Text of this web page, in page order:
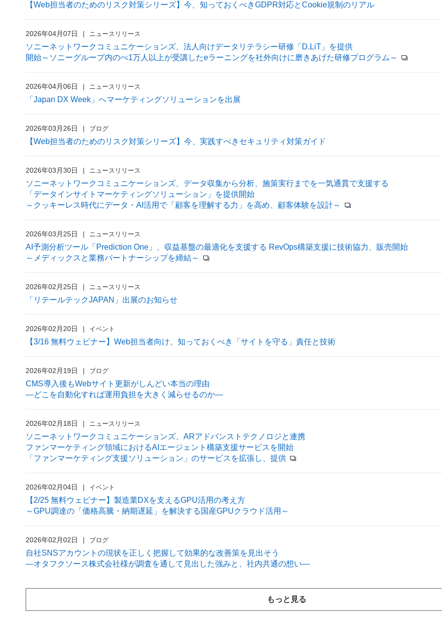
【Web担当者のためのリスク対策シリーズ】今、知っておくべきGDPR対応とCookie規制のリアル
2026年04月07日 ニュースリリース
ソニーネットワークコミュニケーションズ、法人向けデータリテラシー研修「D.LiT」を提供
開始～ソニーグループ内のべ1万人以上が受講したeラーニングを社外向けに磨きあげた研修プログラム～
2026年04月06日 ニュースリリース
「Japan DX Week」へマーケティングソリューションを出展
2026年03月26日 ブログ
【Web担当者のためのリスク対策シリーズ】今、実践すべきセキュリティ対策ガイド
2026年03月30日 ニュースリリース
ソニーネットワークコミュニケーションズ、データ収集から分析、施策実行までを一気通貫で支援する
「データインサイトマーケティングソリューション」を提供開始
～クッキーレス時代にデータ・AI活用で「顧客を理解する力」を高め、顧客体験を設計～
2026年03月25日 ニュースリリース
AI予測分析ツール「Prediction One」、収益基盤の最適化を支援する RevOps構築支援に技術協力、販売開始
～メディックスと業務パートナーシップを締結～
2026年02月25日 ニュースリリース
「リテールテックJAPAN」出展のお知らせ
2026年02月20日 イベント
【3/16 無料ウェビナー】Web担当者向け、知っておくべき「サイトを守る」責任と技術
2026年02月19日 ブログ
CMS導入後もWebサイト更新がしんどい本当の理由
―どこを自動化すれば運用負担を大きく減らせるのか―
2026年02月18日 ニュースリリース
ソニーネットワークコミュニケーションズ、ARアドバンストテクノロジと連携
ファンマーケティング領域におけるAIエージェント構築支援サービスを開始
「ファンマーケティング支援ソリューション」のサービスを拡張し、提供
2026年02月04日 イベント
【2/25 無料ウェビナー】製造業DXを支えるGPU活用の考え方
～GPU調達の「価格高騰・納期遅延」を解決する国産GPUクラウド活用～
2026年02月02日 ブログ
自社SNSアカウントの現状を正しく把握して効果的な改善策を見出そう
―オタフクソース株式会社様が調査を通して見出した強みと、社内共通の想い―
もっと見る